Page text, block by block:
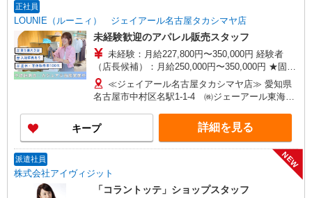
異なります。詳細は面接時にお尋ねください。
正社員
LOUNIE（ルーニィ） ジェイアール名古屋タカシマヤ店
未経験歓迎のアパレル販売スタッフ
未経験：月給227,800円〜350,000円 経験者
（店長候補）：月給250,000円〜350,000円 ★固定
残業手当：28,800円（月給に含む） ※経験・能力
考慮 ※固定残業時間は1ヶ月あたり20時間、超過
時は追加で残業手当支給 ※月3万円まで交通費支
給 ※試用期間（2〜3ヶ月）も同条件 【手当】固
定残業手当／資格手当／店舗職制手当／住宅手当
（実家外かつ賃貸の場合のみ別途支給）※入社時
から支給／特別手当 ※手当の種類はエリアにより
異なります。詳細は面接時にお尋ねください。 ＼
入社２大特典キャンペーン実施中！／※詳細は備
考欄にて
≪ジェイアール名古屋タカシマヤ店≫ 愛知県
名古屋市中村区名駅1-1-4 ㈱ジェーアール東海高
キープ 詳細を見る
派遣社員
株式会社アイヴィジット
NEW
「コラントッテ」ショップスタッフ